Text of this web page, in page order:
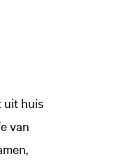
uit huis
van